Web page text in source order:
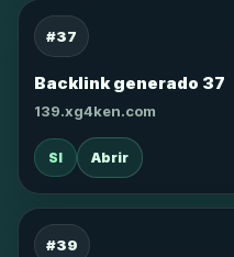
#37
Backlink generado 37
139.xg4ken.com
SI Abrir
#39